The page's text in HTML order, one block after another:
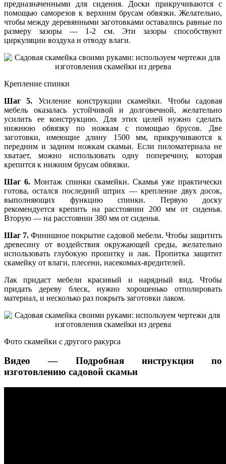
предназначенными для сидения. Доски прикручиваются с
помощью саморезов к верхним брусам обвязки. Желательно,
чтобы между деревянными заготовками оставались равные по
размеру зазоры — 1-2 см. Эти зазоры способствуют
циркуляции воздуха и отводу влаги.
Крепление спинки
Шаг 5. Усиление конструкции скамейки. Чтобы садовая
мебель оказалась устойчивой и долговечной, желательно
усилить ее конструкцию. Для этих целей нужно сделать
нижнюю обвязку по ножкам с помощью брусов. Две
заготовки, имеющие длину 1500 мм, прикручиваются к
передним и задним ножкам скамьи. Если пиломатериала не
хватает, можно использовать одну поперечину, которая
крепится к нижним брусам обвязки.
Шаг 6.Монтаж спинки скамейки. Скамья уже практически
готова, остался последний штрих — крепление двух досок,
выполняющих функцию спинки. Первую доску
рекомендуется крепить на расстоянии 200 мм от сиденья.
Вторую — на расстоянии 380 мм от сиденья.
Шаг 7. Финишное покрытие садовой мебели. Чтобы защитить
древесину от воздействия окружающей среды, желательно
использовать глубокую пропитку и лак. Пропитка защитит
скамейку от влаги, плесени, насекомых-вредителей.
Лак придаст мебели красивый и нарядный вид. Чтобы
придать дереву блеск, нужно хорошенько отполировать
материал, и несколько раз покрыть заготовки лаком.
Фото скамейки с другого ракурса
Видео — Подробная инструкция по
изготовлению садовой скамьи